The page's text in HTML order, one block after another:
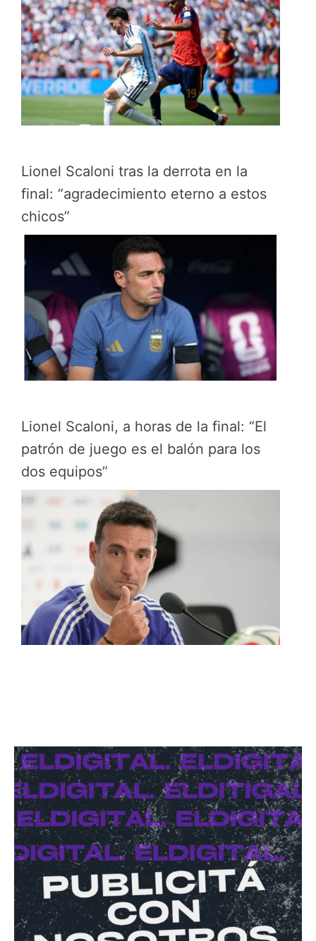
Lionel Scaloni tras la derrota en la
final: “agradecimiento eterno a estos
chicos”
Lionel Scaloni, a horas de la final: “El
patrón de juego es el balón para los
dos equipos”